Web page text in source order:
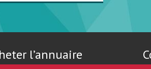
l’annuaire